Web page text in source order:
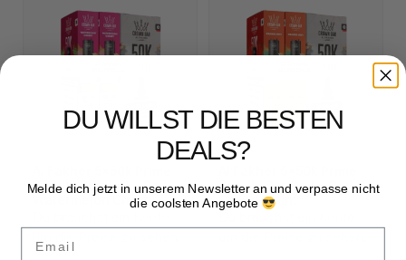
Bundle 2er Pod + Coil
Watermelon Cherry
Bundle 2er Pod + Coil
Orange Mint
DU WILLST DIE BESTEN
DEALS?
Melde dich jetzt in unserem Newsletter an und verpasse nicht
die coolsten Angebote
Email